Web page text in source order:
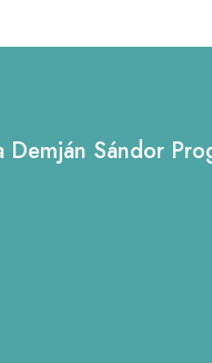
Sándor